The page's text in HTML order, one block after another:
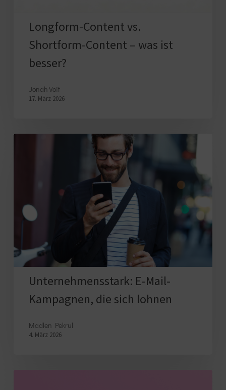
Longform-Content vs.
Shortform-Content – was ist
besser?
Jonah Voit
17. März 2026
Unternehmensstark:
sich
Unternehmensstark: E-Mail-
Kampagnen, die sich lohnen
Madlen Pekrul
4. März 2026